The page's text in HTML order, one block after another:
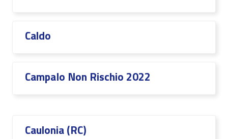
Caldo
CampaIo Non Rischio 2022
Caulonia (RC)